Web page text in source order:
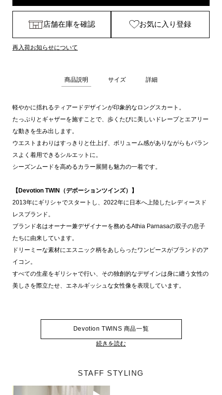
店舗在庫を確認 お気に入り登録
再入荷お知らせについて
商品説明 サイズ 詳細
軽やかに揺れるティアードデザインが印象的なロングスカート。
たっぷりとギャザーを施すことで、歩くたびに美しいドレープとエアリー
な動きを生み出します。
ウエストまわりはすっきりと仕上げ、ボリューム感がありながらもバラン
スよく着用できるシルエットに。
シーズンムードを高めるカラー展開も魅力の一着です。
【Devotion TWIN（デボーションツインズ）】
2013年にギリシャでスタートし、2022年に日本へ上陸したレディースド
レスブランド。
ブランド名はオーナー兼デザイナーを務めるAthia Parnasaの双子の息子
たちに由来しています。
ドリーミーな素材にエスニック柄をあしらったワンピースがブランドのア
イコン。
すべての生産をギリシャで行い、その独創的なデザインは身に纏う女性の
美しさを際立たせ、エネルギッシュな女性像を表現しています。
Devotion TWINS 商品一覧
続きを読む
STAFF STYLING